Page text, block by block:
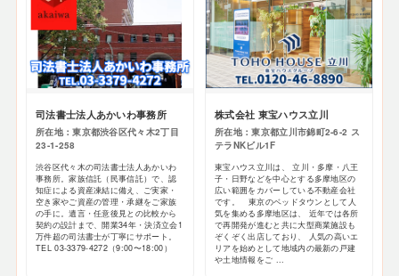
司法書士法人あかいわ事務所
所在地：東京都渋谷区代々木2丁目
23-1-258
渋谷区代々木の司法書士法人あかいわ
事務所。家族信託（民事信託）で、認
知症による資産凍結に備え、ご実家・
空き家やご資産の管理・承継をご家族
の手に。遺言・任意後見との比較から
契約の設計まで、開業34年・決済立会1
万件超の司法書士が丁寧にサポート。
TEL 03-3379-4272（9:00〜18:00）
株式会社 東宝ハウス立川
所在地：東京都立川市錦町2-6-2 ス
テラNKビル1F
東宝ハウス立川は、 立川・多摩・八王
子・日野などを中心とする多摩地区の
広い範囲をカバーしている不動産会社
です。 東京のベッドタウンとして人
気を集める多摩地区は、 近年では各所
で再開発が進むと共に大型商業施設も
ぞくぞく出店しており、 人気の高いエ
リアを始めとして地域内の最新の戸建
や土地情報をご ...